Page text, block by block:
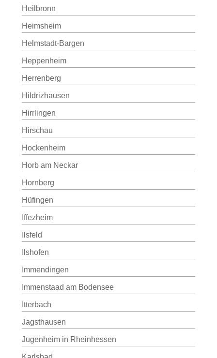
Heilbronn
Heimsheim
Helmstadt-Bargen
Heppenheim
Herrenberg
Hildrizhausen
Hirrlingen
Hirschau
Hockenheim
Horb am Neckar
Hornberg
Hüfingen
Iffezheim
Ilsfeld
Ilshofen
Immendingen
Immenstaad am Bodensee
Itterbach
Jagsthausen
Jugenheim in Rheinhessen